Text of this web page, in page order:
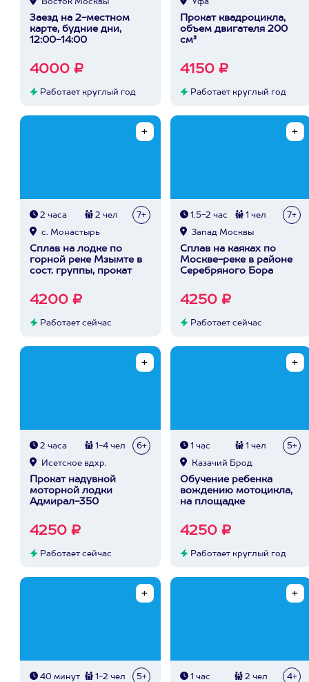
Восток Москвы
Заезд на 2-местном
карте, будние дни,
12:00-14:00
4000 ₽
Работает круглый год
Уфа
Прокат квадроцикла,
объем двигателя 200
см³
4150 ₽
Работает круглый год
2 часа 2 чел 7+
с. Монастырь
Сплав на лодке по
горной реке Мзымте в
сост. группы, прокат
4200 ₽
Работает сейчас
1,5-2 час 1 чел 7+
Запад Москвы
Сплав на каяках по
Москве-реке в районе
Серебряного Бора
4250 ₽
Работает сейчас
2 часа 1-4 чел 6+
Исетское вдхр.
Прокат надувной
моторной лодки
Адмирал-350
4250 ₽
Работает сейчас
1 час 1 чел 5+
Казачий Брод
Обучение ребенка
вождению мотоцикла,
на площадке
4250 ₽
Работает круглый год
40 минут 1-2 чел 5+ 1 час 2 чел 4+